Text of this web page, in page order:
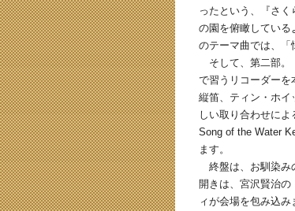
ったという、『さ
の園を俯瞰している
のテーマ曲では、「
そして、第二部。
で習うリコーダーを
縦笛、ティン・ホイ
しい取り合わせに
Song of the Water
ます。
終盤は、お馴染み
開きは、宮沢賢治
ィが会場を包み込